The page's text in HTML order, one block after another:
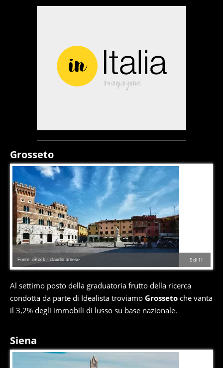
Grosseto
5di 11
Fonte: iStock - claudio.arnese
Al settimo posto della graduatoria frutto della ricerca
condotta da parte di Idealista troviamo Grosseto che vanta
il 3,2% degli immobili di lusso su base nazionale.
Siena